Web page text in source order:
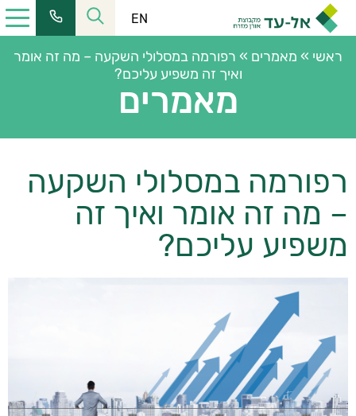
EN
ראשי » מאמרים » רפורמה במסלולי השקעה – מה זה אומר
ואיך זה משפיע עליכם?
מאמרים
רפורמה במסלולי השקעה
– מה זה אומר ואיך זה
משפיע עליכם?
טל': 02-6228555 | פקס: 02-6253366
מחלקת שירות: 08:30-16:00
כתובת למשלוח דואר: ת.ד. 2121, ירושלים 9102101
elad@el-ad.co.il